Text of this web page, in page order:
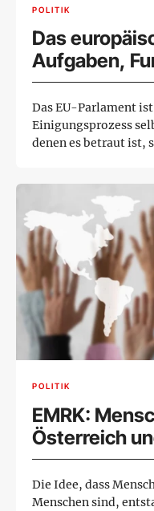
POLITIK
Das
Aufgaben,
Befugnisse
Das EU-Parlament
Einigungsprozess
denen es betraut ist,
POLITIK
EMRK:
Österreich
Die Idee, dass
Menschen sind,